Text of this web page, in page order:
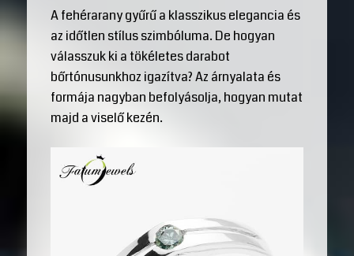
A fehérarany gyűrű a klasszikus elegancia és
az időtlen stílus szimbóluma. De hogyan
válasszuk ki a tökéletes darabot
bőrtónusunkhoz igazítva? Az árnyalata és
formája nagyban befolyásolja, hogyan mutat
majd a viselő kezén.